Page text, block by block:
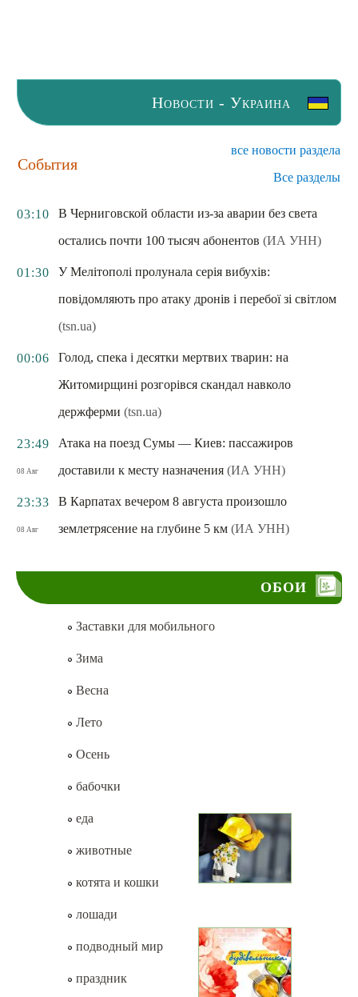
Новости - Украина
События
все новости раздела
Все разделы
03:10
В Черниговской области из-за аварии без света
остались почти 100 тысяч абонентов (ИА УНН)
01:30
У Мелітополі пролунала серія вибухів:
повідомляють про атаку дронів і перебої зі світлом
(tsn.ua)
00:06
Голод, спека і десятки мертвих тварин: на
Житомирщині розгорівся скандал навколо
держферми (tsn.ua)
23:49
08 Авг
Атака на поезд Сумы — Киев: пассажиров
доставили к месту назначения (ИА УНН)
23:33
08 Авг
В Карпатах вечером 8 августа произошло
землетрясение на глубине 5 км (ИА УНН)
ОБОИ
Заставки для мобильного
Зима
Весна
Лето
Осень
бабочки
еда
животные
котята и кошки
лошади
подводный мир
праздник